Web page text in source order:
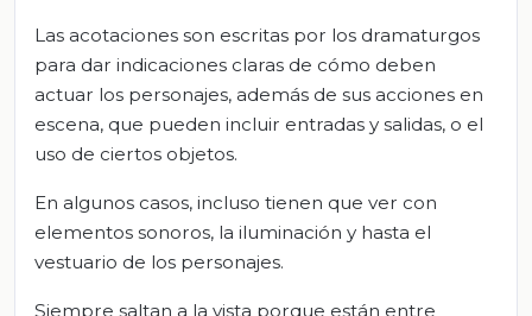
Las acotaciones son escritas por los dramaturgos
para dar indicaciones claras de cómo deben
actuar los personajes, además de sus acciones en
escena, que pueden incluir entradas y salidas, o el
uso de ciertos objetos.
En algunos casos, incluso tienen que ver con
elementos sonoros, la iluminación y hasta el
vestuario de los personajes.
Siempre saltan a la vista porque están entre